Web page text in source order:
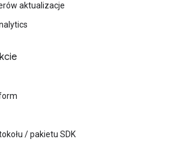
aktualizacje
/ pakietu SDK